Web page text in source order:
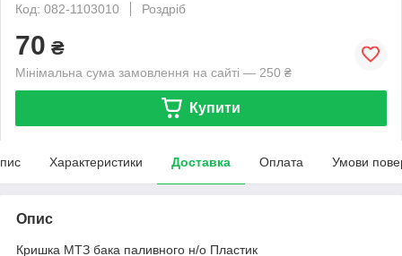
Код: 082-1103010
Роздріб
70 ₴
Мінімальна сума замовлення на сайті — 250 ₴
Купити
Характеристики Доставка Оплата Умови
Опис
Кришка МТЗ бака паливного н/о Пластик